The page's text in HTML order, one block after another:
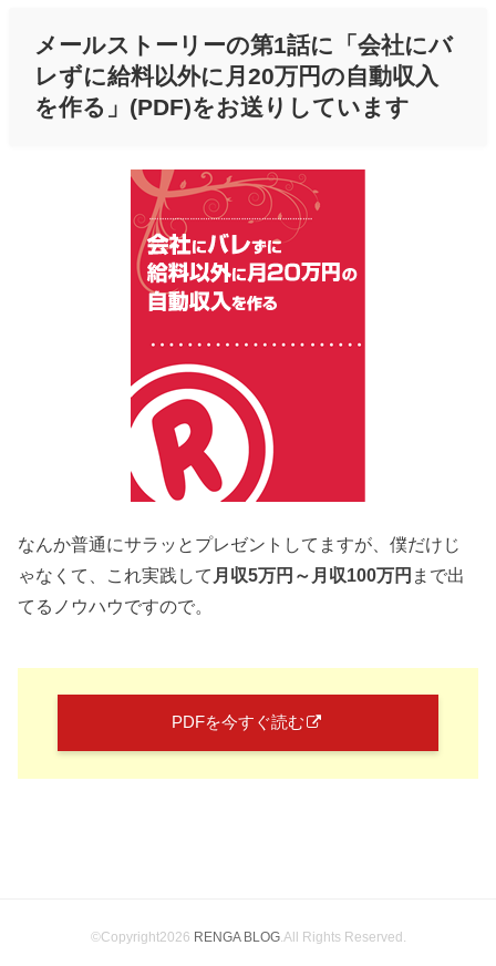
メールストーリーの第1話に「会社にバ
レずに給料以外に月20万円の自動収入
を作る」(PDF)をお送りしています
なんか普通にサラッとプレゼントしてますが、僕だけじ
ゃなくて、これ実践して 月収5万円～月収100万円 まで出
てるノウハウですので。
PDFを今すぐ読む
©Copyright2026 RENGA BLOG.All Rights Reserved.